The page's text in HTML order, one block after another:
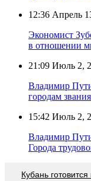
12:36 Апрель
Экономист
в отношении
21:09 Июль 2,
Владимир
городам
15:42 Июль 2,
Владимир
Города
Кубань